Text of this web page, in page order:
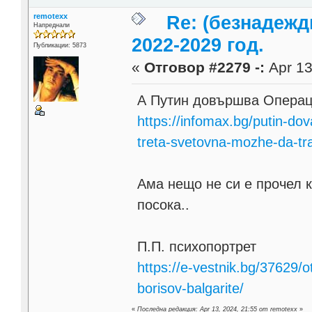
remotexx
Напреднали
Публикации: 5873
Re:
2022-2029 год.
« Отговор #2279 -: Apr
А Путин довършва
https://infomax.bg/putin-
treta-svetovna-mozhe-da-
Ама нещо не си е прочел
посока..
П.П. психопортрет
https://e-vestnik.bg/37629/
borisov-balgarite/
«Последна редакция: Apr 13, 2024, 21:55 от remotexx »